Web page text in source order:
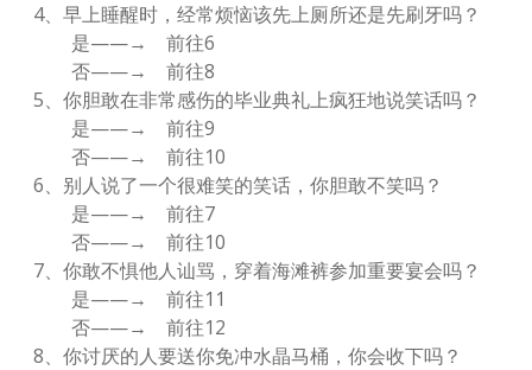
4、早上睡醒时，经常烦恼该先上厕所还是先刷牙吗？
是——→ 前往6
否——→ 前往8
5、你胆敢在非常感伤的毕业典礼上疯狂地说笑话吗？
是——→ 前往9
否——→ 前往10
6、别人说了一个很难笑的笑话，你胆敢不笑吗？
是——→ 前往7
否——→ 前往10
7、你敢不惧他人讪骂，穿着海滩裤参加重要宴会吗？
是——→ 前往11
否——→ 前往12
8、你讨厌的人要送你免冲水晶马桶，你会收下吗？